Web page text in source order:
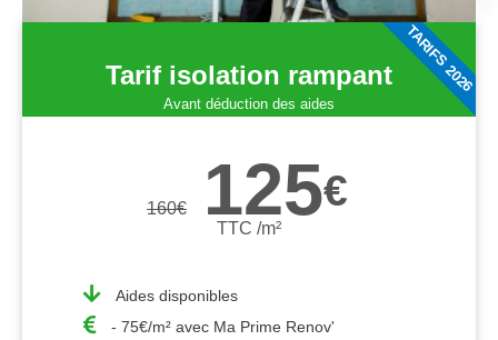
Tarif isolation rampant
Avant déduction des aides
160€ 125€
TTC /m²
Aides disponibles
- 75€/m² avec Ma Prime Renov'
TARIFS 2026